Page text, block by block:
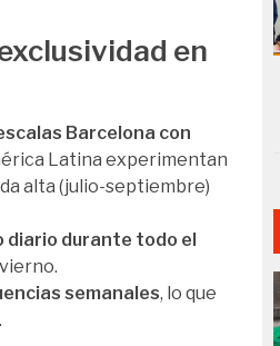
en
Barcelona con
Latina experimentan
alta (julio-septiembre)
diario durante todo el
semanales, lo que